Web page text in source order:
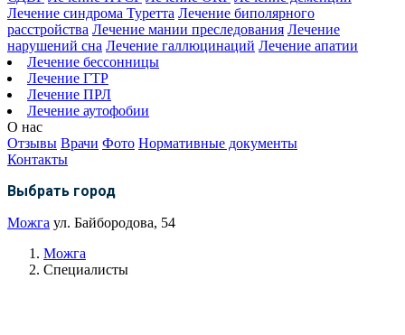
Лечение синдрома Туретта Лечение биполярного
расстройства Лечение мании преследования Лечение
нарушений сна Лечение галлюцинаций Лечение апатии
Лечение бессонницы
Лечение ГТР
Лечение ПРЛ
Лечение аутофобии
О нас
Отзывы Врачи Фото Нормативные документы
Контакты
Выбрать город
Можга ул. Байбородова, 54
Можга
Специалисты